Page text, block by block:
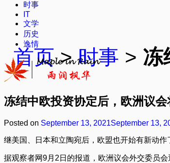
时事
IT
文学
历史
逸情
首页>时事 > 冻
冻结中欧投资协定后，欧洲议
Posted on September 13, 2021September 13,
继美国、日本和立陶宛后，欧盟也开始有新动
据观察者网9月2日的报道，欧洲议会外交委员